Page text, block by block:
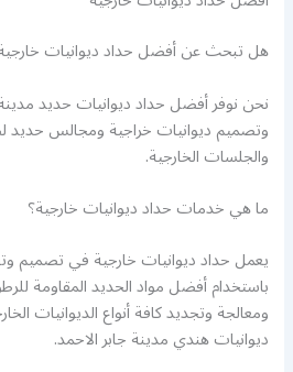
هل تبحث عن أفضل حداد ديوانيات
نحن نوفر أفضل حداد ديوانيات حديد
وتصميم ديوانيات خراجية ومجالس حديد
والجلسات الخارجية.
ما هي خدمات حداد ديوانيات خارجية؟
يعمل حداد ديوانيات خارجية في تصميم
باستخدام أفضل مواد الحديد المقاومة
ومعالجة وتجديد كافة أنواع الديوانيات
ديوانيات هندي مدينة جابر الاحمد.